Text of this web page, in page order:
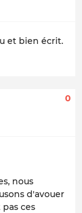
et bien écrit.
0
nous
d'avouer
ces